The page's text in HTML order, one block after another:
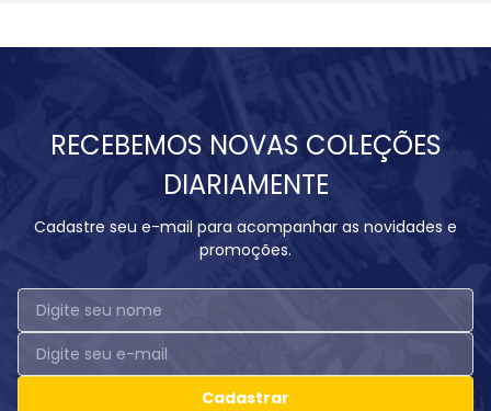
RECEBEMOS NOVAS COLEÇÕES
DIARIAMENTE
Cadastre seu e-mail para acompanhar as novidades e
promoções.
Cadastrar